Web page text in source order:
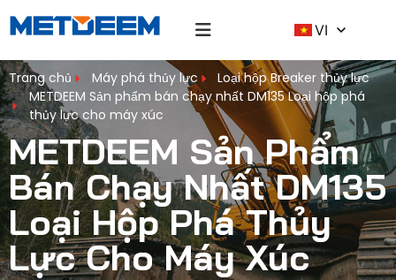
VI
Trang chủ Máy phá thủy lực
Loại hộp Breaker thủy lực
METDEEM Sản phẩm bán chạy nhất DM135 Loại hộp phá
thủy lực cho máy xúc
METDEEM Sản Phẩm
Bán Chạy Nhất DM135
Loại Hộp Phá Thủy
Lực Cho Máy Xúc